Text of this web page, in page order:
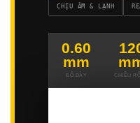
CHỊU ẨM & LẠNH
0.60
mm
ĐỘ DÀY CHIỀU